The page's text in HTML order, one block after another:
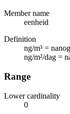
Member name
eenheid
Definition
ng/m³ =
ng/m²/dag =
Range
Lower cardinality
0